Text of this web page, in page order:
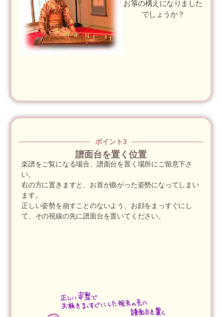
お箏の構えになりました
でしょうか？
ポイント3
譜面台を置く位置
楽譜をご覧になる場合、譜面台を置く場所にご留意下さ
い。
右の方に置きますと、お首が曲がった姿勢になってしまい
ます。
正しい姿勢を崩すことのないよう、お顔をまっすぐにし
て、その視線の先に譜面台を置いてください。